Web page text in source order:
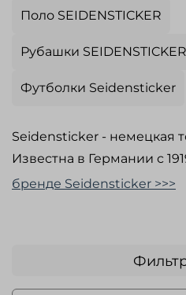
Поло SEIDENSTICKER
Рубашки SEIDENSTICKER
Футболки Seidensticker
Seidensticker - немецкая
Известна в Германии с
бренде Seidensticker >>>